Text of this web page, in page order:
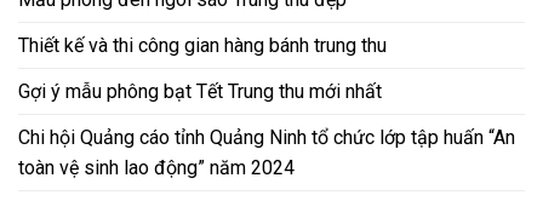
Thiết kế và thi công gian hàng bánh trung thu
Gợi ý mẫu phông bạt Tết Trung thu mới nhất
Chi hội Quảng cáo tỉnh Quảng Ninh tổ chức lớp tập huấn “An
toàn vệ sinh lao động” năm 2024